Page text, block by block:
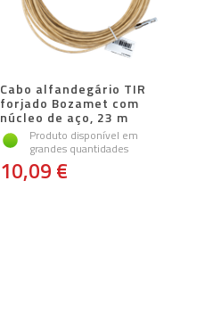
Cabo alfandegário TIR
forjado Bozamet com
núcleo de aço, 23 m
Produto disponível em
grandes quantidades
10,09 €